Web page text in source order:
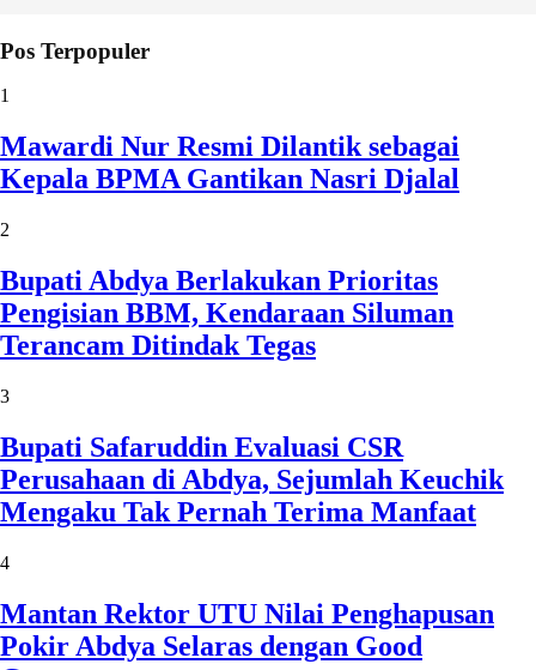
Pos Terpopuler
1
Mawardi Nur Resmi Dilantik sebagai
Kepala BPMA Gantikan Nasri Djalal
2
Bupati Abdya Berlakukan Prioritas
Pengisian BBM, Kendaraan Siluman
Terancam Ditindak Tegas
3
Bupati Safaruddin Evaluasi CSR
Perusahaan di Abdya, Sejumlah Keuchik
Mengaku Tak Pernah Terima Manfaat
4
Mantan Rektor UTU Nilai Penghapusan
Pokir Abdya Selaras dengan Good